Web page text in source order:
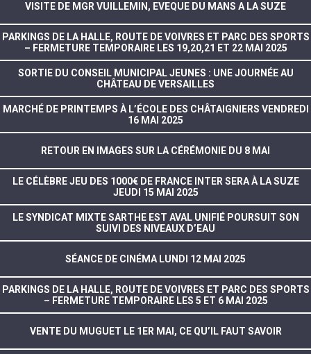
VISITE DE MGR VUILLEMIN, EVEQUE DU MANS A LA SUZE
PARKINGS DE LA HALLE, ROUTE DE VOIVRES ET PARC DES SPORTS
– FERMETURE TEMPORAIRE LES 19,20,21 ET 22 MAI 2025
SORTIE DU CONSEIL MUNICIPAL JEUNES : UNE JOURNÉE AU
CHÂTEAU DE VERSAILLES
MARCHÉ DE PRINTEMPS À L’ÉCOLE DES CHÂTAIGNIERS VENDREDI
16 MAI 2025
RETOUR EN IMAGES SUR LA CÉRÉMONIE DU 8 MAI
LE CÉLÈBRE JEU DES 1000€ DE FRANCE INTER SERA À LA SUZE
JEUDI 15 MAI 2025
LE SYNDICAT MIXTE SARTHE EST AVAL UNIFIÉ POURSUIT SON
SUIVI DES NIVEAUX D’EAU
SÉANCE DE CINÉMA LUNDI 12 MAI 2025
PARKINGS DE LA HALLE, ROUTE DE VOIVRES ET PARC DES SPORTS
– FERMETURE TEMPORAIRE LES 5 ET 6 MAI 2025
VENTE DU MUGUET LE 1ER MAI, CE QU’IL FAUT SAVOIR